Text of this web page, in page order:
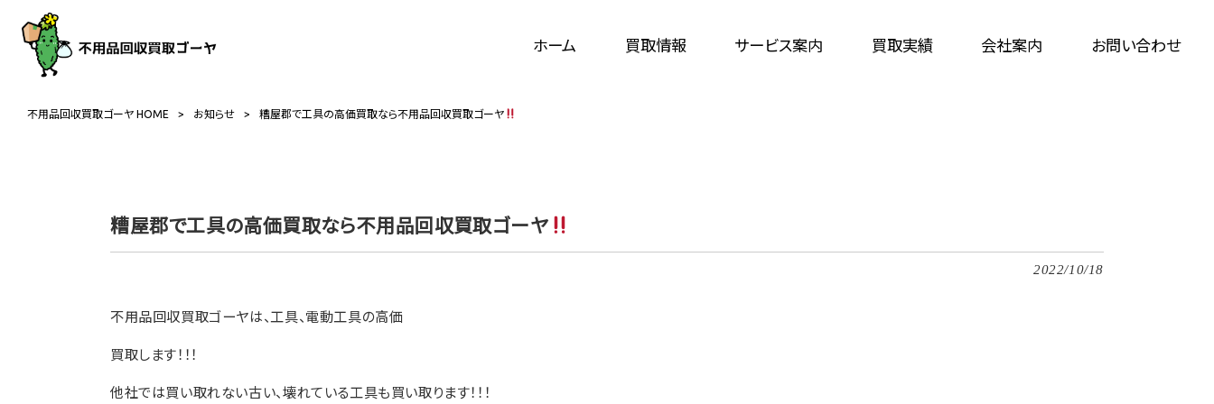
ホーム 買取情報 サービス案内 買取実績 会社案内 お問い合わせ
不用品回収買取ゴーヤ HOME > お知らせ > 糟屋郡で工具の高価買取なら不用品回収買取ゴーヤ
糟屋郡で工具の高価買取なら不用品回収買取ゴーヤ
2022/10/18
不用品回収買取ゴーヤは、工具、電動工具の高価
買取します！！！
他社では買い取れない古い、壊れている工具も買い取ります！！！